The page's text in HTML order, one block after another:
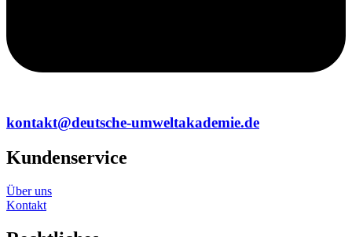
kontakt@deutsche-umweltakademie.de
Kundenservice
Über uns
Kontakt